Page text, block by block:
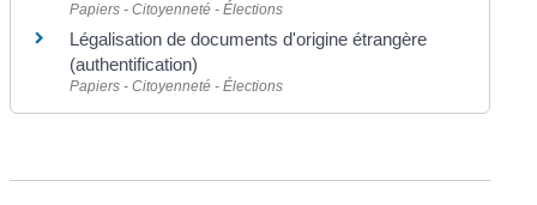
Papiers - Citoyenneté - Élections
Légalisation de documents d'origine étrangère
(authentification)
Papiers - Citoyenneté - Élections